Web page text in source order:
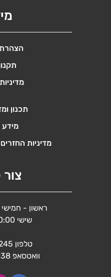
ראשון - חמישי 10:00 - 18:00
שישי 10:00 - 13:00
טלפון
וואטסאפ
הצהרת
תכנון
מידע
מדיניות